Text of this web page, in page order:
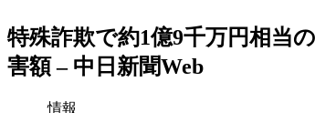
特殊詐欺で約1億9千万円相当
害額 – 中日新聞Web
情報